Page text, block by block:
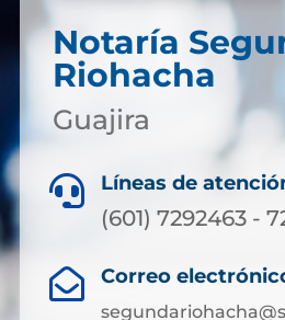
Notaría
Riohacha
Guajira
 Líneas de
(601) 7292463 -
 Correo